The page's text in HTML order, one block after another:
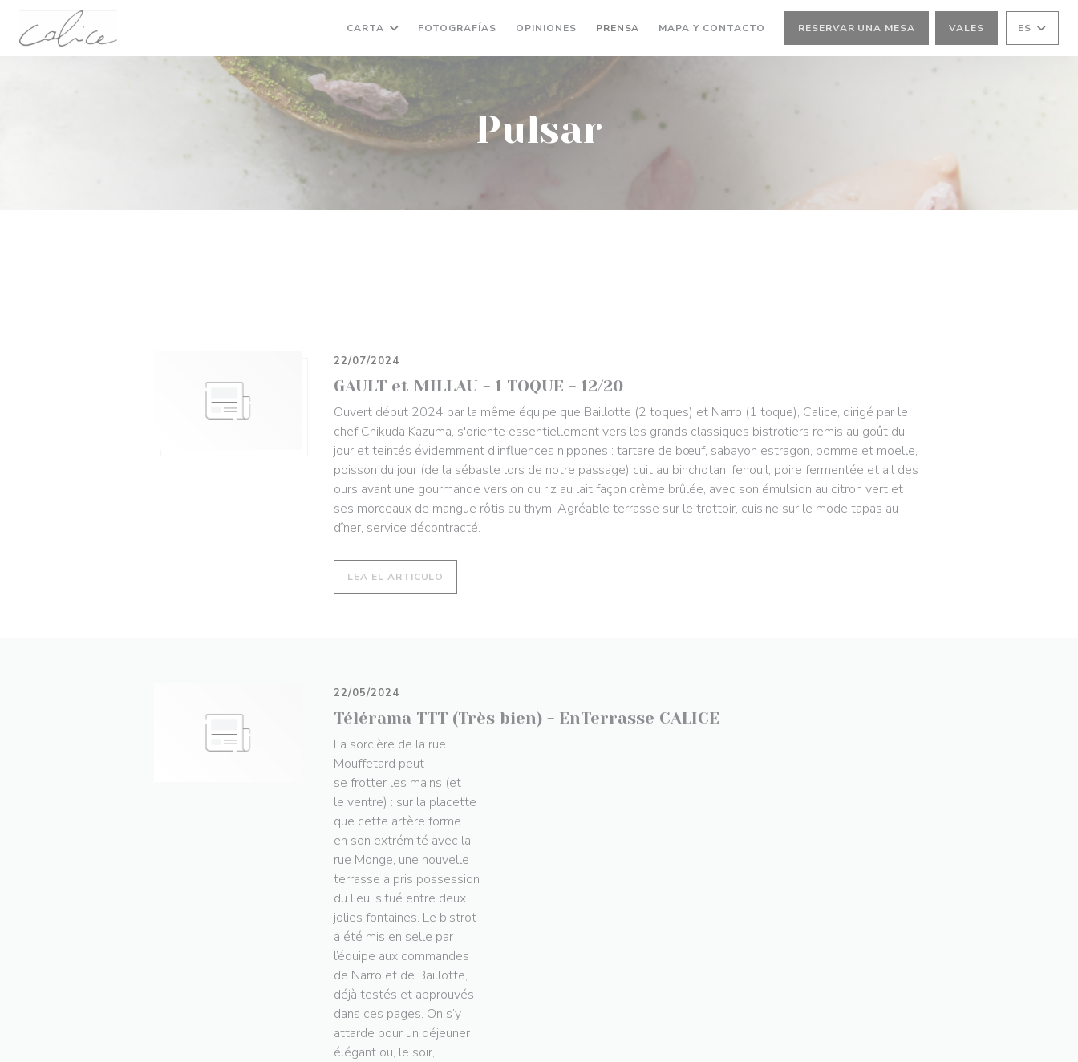
Personalización de sus opciones de cookies
CARTA FOTOGRAFÍAS OPINIONES PRENSA MAPA Y CONTACTO RESERVAR UNA MESA VALES ES
Pulsar
GAULT et MILLAU - 1 TOQUE - 12/20
22/07/2024
Ouvert début 2024 par la même équipe que Baillotte (2 toques) et Narro (1 toque), Calice, dirigé par le
chef Chikuda Kazuma, s'oriente essentiellement vers les grands classiques bistrotiers remis au goût du
jour et teintés évidemment d'influences nippones : tartare de bœuf, sabayon estragon, pomme et moelle,
poisson du jour (de la sébaste lors de notre passage) cuit au binchotan, fenouil, poire fermentée et ail des
ours avant une gourmande version du riz au lait façon crème brûlée, avec son émulsion au citron vert et
ses morceaux de mangue rôtis au thym. Agréable terrasse sur le trottoir, cuisine sur le mode tapas au
dîner, service décontracté.
LEA EL ARTICULO
Télérama TTT (Très bien) - EnTerrasse CALICE
22/05/2024
La sorcière de la rue
Mouffetard peut
se frotter les mains (et
le ventre) : sur la placette
que cette artère forme
en son extrémité avec la
rue Monge, une nouvelle
terrasse a pris possession
du lieu, situé entre deux
jolies fontaines. Le bistrot
a été mis en selle par
l’équipe aux commandes
de Narro et de Baillotte,
déjà testés et approuvés
dans ces pages. On s’y
attarde pour un déjeuner
élégant ou, le soir,